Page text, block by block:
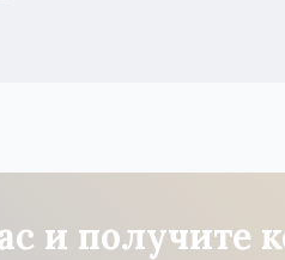
и получите